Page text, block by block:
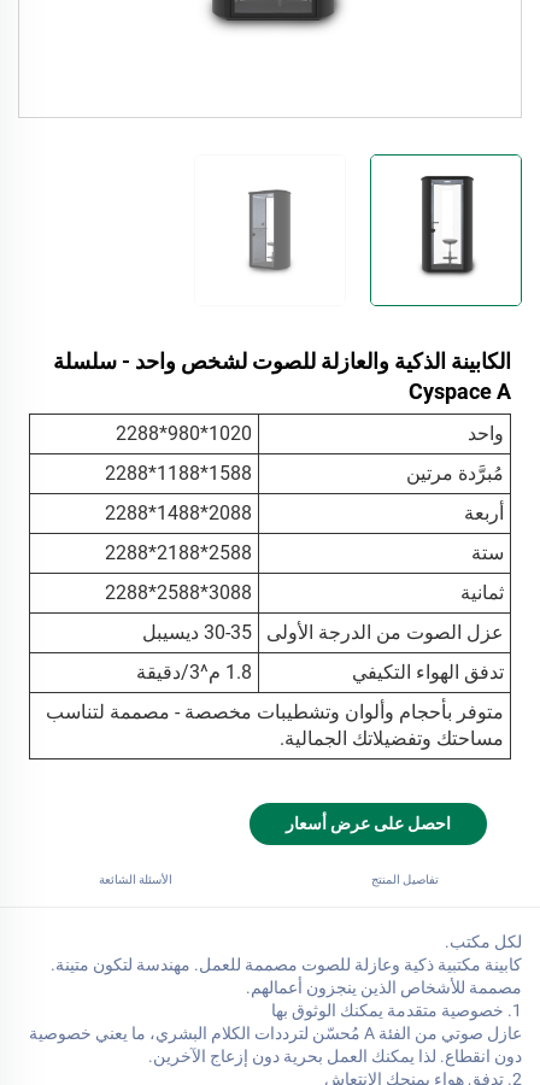
الكابينة الذكية والعازلة للصوت لشخص واحد - سلسلة
Cyspace A
واحد
1020*980*2288
مُبرَّدة مرتين
1588*1188*2288
أربعة
2088*1488*2288
ستة
2588*2188*2288
ثمانية
3088*2588*2288
عزل الصوت من الدرجة الأولى
30-35 ديسيبل
تدفق الهواء التكيفي
1.8 م^3/دقيقة
متوفر بأحجام وألوان وتشطيبات مخصصة - مصممة لتناسب
مساحتك وتفضيلاتك الجمالية.
احصل على عرض أسعار
تفاصيل المنتج الأسئلة الشائعة
لكل مكتب.
كابينة مكتبية ذكية وعازلة للصوت مصممة للعمل. مهندسة لتكون متينة.
مصممة للأشخاص الذين ينجزون أعمالهم.
1. خصوصية متقدمة يمكنك الوثوق بها
عازل صوتي من الفئة A مُحسّن لترددات الكلام البشري، ما يعني خصوصية
دون انقطاع. لذا يمكنك العمل بحرية دون إزعاج الآخرين.
2. تدفق هواء يمنحك الانتعاش